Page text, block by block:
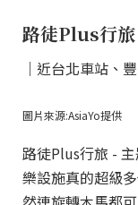
路徒Plus行
｜近台北車站、
圖片來源:AsiaYo提供
路徒Plus行旅 -
樂設施真的超級